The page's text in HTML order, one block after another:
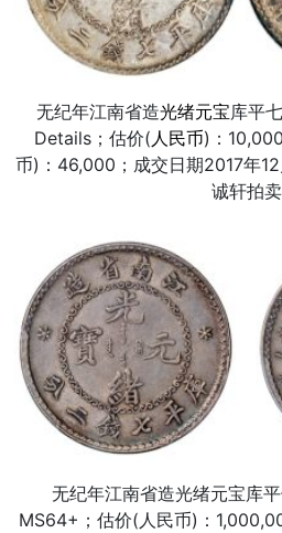
无纪年江南省造光绪元宝库平
Details；估价(人民币)：
币)：46,000；成交日期2017年
诚轩拍卖
无纪年江南省造光绪元宝库
MS64+；估价(人民币)：